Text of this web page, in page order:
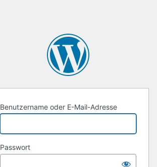
Benutzername oder E-Mail-Adresse
Passwort